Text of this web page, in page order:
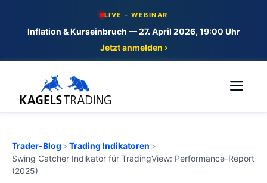
LIVE - WEBINAR
Inflation & Kurseinbruch — 27. April 2026, 19:00 Uhr
Jetzt anmelden ›
Trader-Blog >Trading Indikatoren >
Swing Catcher Indikator für TradingView: Performance-Report
(2025)